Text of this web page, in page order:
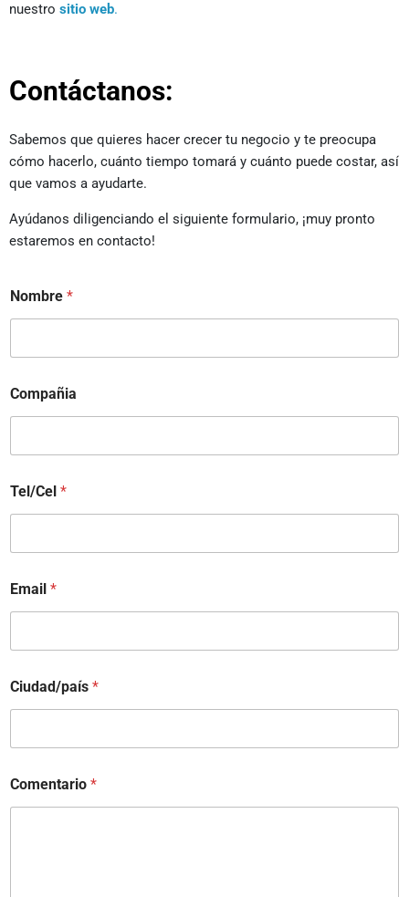
nuestro sitio web.
Contáctanos:
Sabemos que quieres hacer crecer tu negocio y te preocupa
cómo hacerlo, cuánto tiempo tomará y cuánto puede costar, así
que vamos a ayudarte.
Ayúdanos diligenciando el siguiente formulario, ¡muy pronto
estaremos en contacto!
Nombre *
Compañia
Tel/Cel *
Email *
Ciudad/país *
Comentario *